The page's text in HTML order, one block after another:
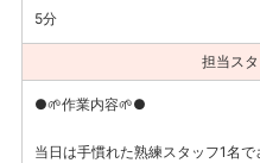
5分
担当ス
●🌱作業内容🌱●
当日は手慣れた熟練スタッフ1名